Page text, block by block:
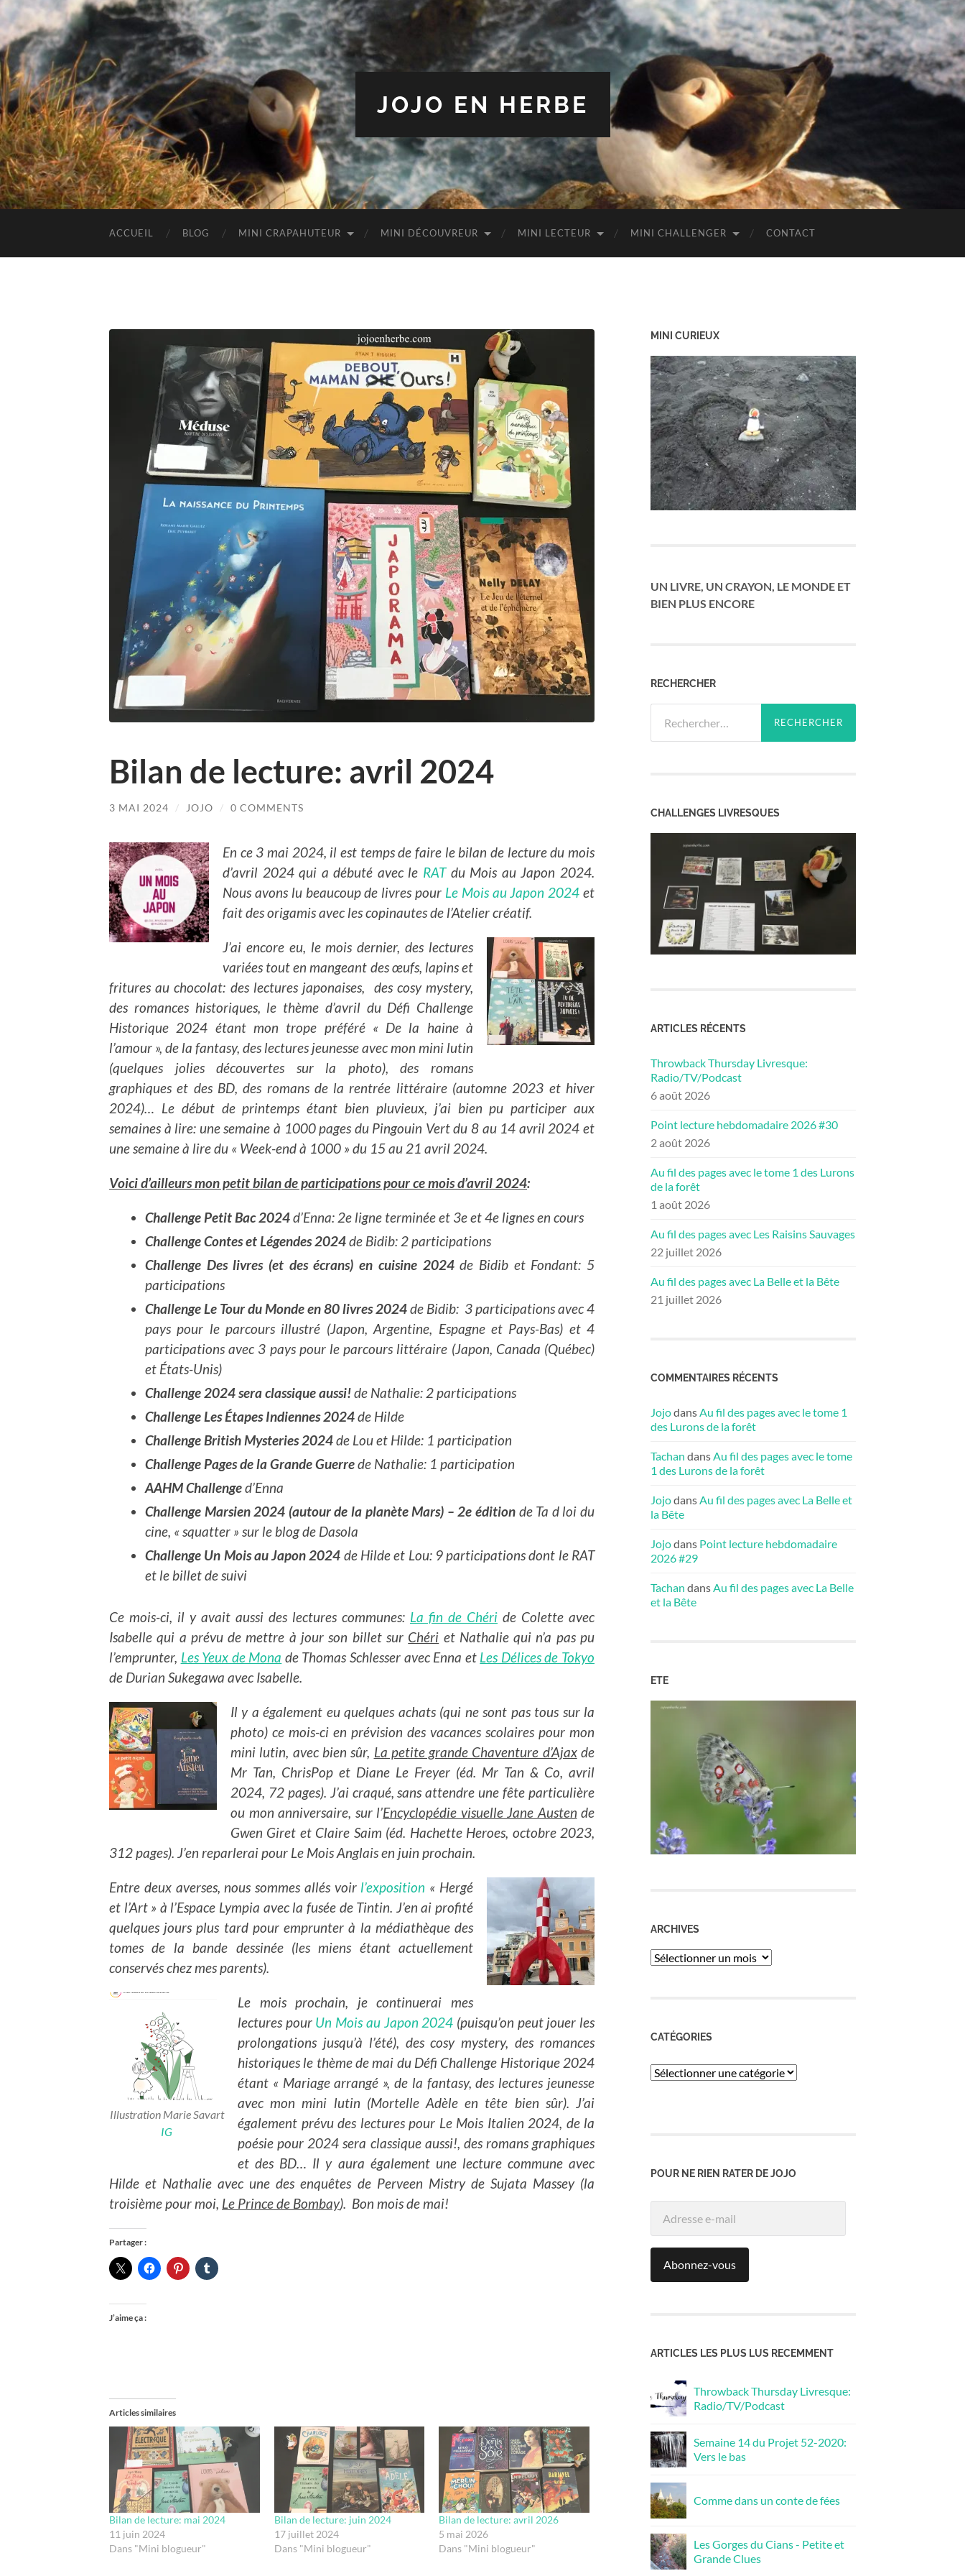
JOJO EN HERBE
ACCUEIL BLOG MINI CRAPAHUTEUR MINI DÉCOUVREUR MINI LECTEUR MINI CHALLENGER CONTACT
Bilan de lecture: avril 2024
3 MAI 2024 / JOJO / 0 COMMENTS
En ce 3 mai 2024, il est temps de faire le bilan de lecture du mois
d’avril 2024 qui a débuté avec le RATdu Mois au Japon 2024.
Nous avons lu beaucoup de livres pour Le Mois au Japon 2024 et
fait des origamis avec les copinautes de l’Atelier créatif.
J’ai encore eu, le mois dernier, des lectures
variées tout en mangeant des œufs, lapins et
fritures au chocolat: des lectures japonaises, des cosy mystery,
des romances historiques, le thème d’avril du Défi Challenge
Historique 2024 étant mon trope préféré « De la haine à
l’amour », de la fantasy, des lectures jeunesse avec mon mini lutin
(quelques jolies découvertes sur la photo), des romans
graphiques et des BD, des romans de la rentrée littéraire (automne 2023 et hiver
2024)… Le début de printemps étant bien pluvieux, j’ai bien pu participer aux
semaines à lire: une semaine à 1000 pages du Pingouin Vert du 8 au 14 avril 2024 et
une semaine à lire du « Week-end à 1000 » du 15 au 21 avril 2024.
Voici d’ailleurs mon petit bilan de participations pour ce mois d’avril 2024:
Challenge Petit Bac 2024d’Enna: 2e ligne terminée et 3e et 4e lignes en cours
Challenge Contes et Légendes 2024de Bidib: 2 participations
Challenge Des livres (et des écrans) en cuisine 2024de Bidib et Fondant: 5
participations
Challenge Le Tour du Monde en 80 livres2024de Bidib: 3 participations avec 4
pays pour le parcours illustré (Japon, Argentine, Espagne et Pays-Bas) et 4
participations avec 3 pays pour le parcours littéraire (Japon, Canada (Québec)
et États-Unis)
Challenge 2024 sera classique aussi!de Nathalie: 2 participations
Challenge Les Étapes Indiennes 2024de Hilde
Challenge British Mysteries 2024de Lou et Hilde: 1 participation
Challenge Pages de la Grande Guerrede Nathalie: 1 participation
AAHM Challenged’Enna
Challenge Marsien 2024 (autour de la planète Mars) – 2e édition de Ta d loi du
cine, « squatter » sur le blog de Dasola
Challenge Un Mois au Japon 2024 de Hilde et Lou: 9 participations dont le RAT
et le billet de suivi
Ce mois-ci, il y avait aussi des lectures communes: La fin de Chéri de Colette avec
Isabelle qui a prévu de mettre à jour son billet sur Chéri et Nathalie qui n’a pas pu
l’emprunter, Les Yeux de Mona de Thomas Schlesser avec Enna et Les Délices de Tokyo
de Durian Sukegawa avec Isabelle.
Il y a également eu quelques achats (qui ne sont pas tous sur la
photo) ce mois-ci en prévision des vacances scolaires pour mon
mini lutin, avec bien sûr, La petite grande Chaventure d’Ajaxde
Mr Tan, ChrisPop et Diane Le Freyer (éd. Mr Tan & Co, avril
2024, 72 pages). J’ai craqué, sans attendre une fête particulière
ou mon anniversaire, sur l’Encyclopédie visuelle Jane Austen de
Gwen Giret et Claire Saim (éd. Hachette Heroes, octobre 2023,
312 pages). J’en reparlerai pour Le Mois Anglais en juin prochain.
Entre deux averses, nous sommes allés voir l’exposition « Hergé
et l’Art » à l’Espace Lympia avec la fusée de Tintin. J’en ai profité
quelques jours plus tard pour emprunter à la médiathèque des
tomes de la bande dessinée (les miens étant actuellement
conservés chez mes parents).
Illustration Marie Savart
IG
Le mois prochain, je continuerai mes
lectures pour Un Mois au Japon 2024 (puisqu’on peut jouer les
prolongations jusqu’à l’été), des cosy mystery, des romances
historiques le thème de mai du Défi Challenge Historique 2024
étant « Mariage arrangé », de la fantasy, des lectures jeunesse
avec mon mini lutin (Mortelle Adèle en tête bien sûr). J’ai
également prévu des lectures pour Le Mois Italien 2024, de la
poésie pour 2024 sera classique aussi!, des romans graphiques
et des BD… Il y aura également une lecture commune avec
Hilde et Nathalie avec une des enquêtes de Perveen Mistry de Sujata Massey (la
troisième pour moi, Le Prince de Bombay). Bon mois de mai!
Partager :
J’aime ça :
Articles similaires
Bilan de lecture: mai 2024
11 juin 2024
Dans "Mini blogueur"
Bilan de lecture: juin 2024
17 juillet 2024
Dans "Mini blogueur"
Bilan de lecture: avril 2026
5 mai 2026
Dans "Mini blogueur"
MINI CURIEUX
UN LIVRE, UN CRAYON, LE MONDE ET
BIEN PLUS ENCORE
RECHERCHER
CHALLENGES LIVRESQUES
ARTICLES RÉCENTS
Throwback Thursday Livresque:
Radio/TV/Podcast
6 août 2026
Point lecture hebdomadaire 2026 #30
2 août 2026
Au fil des pages avec le tome 1 des Lurons
de la forêt
1 août 2026
Au fil des pages avec Les Raisins Sauvages
22 juillet 2026
Au fil des pages avec La Belle et la Bête
21 juillet 2026
COMMENTAIRES RÉCENTS
JojodansAu fil des pages avec le tome 1
des Lurons de la forêt
Tachan dansAu fil des pages avec le tome
1 des Lurons de la forêt
JojodansAu fil des pages avec La Belle et
la Bête
Jojodans Point lecture hebdomadaire
2026 #29
Tachan dansAu fil des pages avec La Belle
et la Bête
ETE
ARCHIVES
ARCHIVES
CATÉGORIES
Catégories
POUR NE RIEN RATER DE JOJO
Abonnez-vous
ARTICLES LES PLUS LUS RECEMMENT
Throwback Thursday Livresque:
Radio/TV/Podcast
Semaine 14 du Projet 52-2020:
Vers le bas
Comme dans un conte de fées
Les Gorges du Cians - Petite et
Grande Clues